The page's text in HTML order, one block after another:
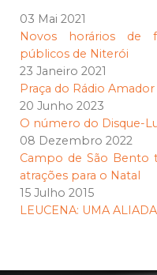
03 Mai 2021
Novos horários de
públicos de Niterói
23 Janeiro 2021
Praça do Rádio
20 Junho 2023
O número do Disque-
08 Dezembro 2022
Campo de São Bento
atrações para o Natal
15 Julho 2015
LEUCENA: UMA